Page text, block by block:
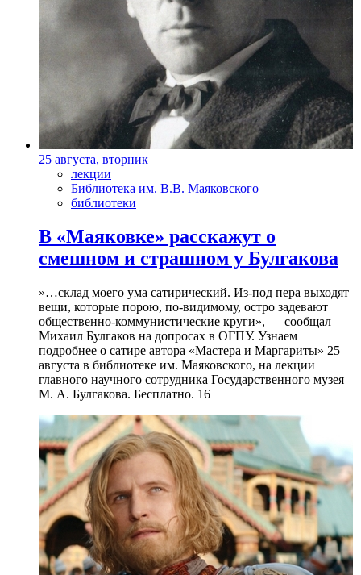
25 августа, вторник
лекции
Библиотека им. В.В. Маяковского
библиотеки
В «Маяковке» расскажут о
смешном и страшном у Булгакова
»…склад моего ума сатирический. Из-под пера выходят
вещи, которые порою, по-видимому, остро задевают
общественно-коммунистические круги», — сообщал
Михаил Булгаков на допросах в ОГПУ. Узнаем
подробнее о сатире автора «Мастера и Маргариты» 25
августа в библиотеке им. Маяковского, на лекции
главного научного сотрудника Государственного музея
М. А. Булгакова. Бесплатно. 16+